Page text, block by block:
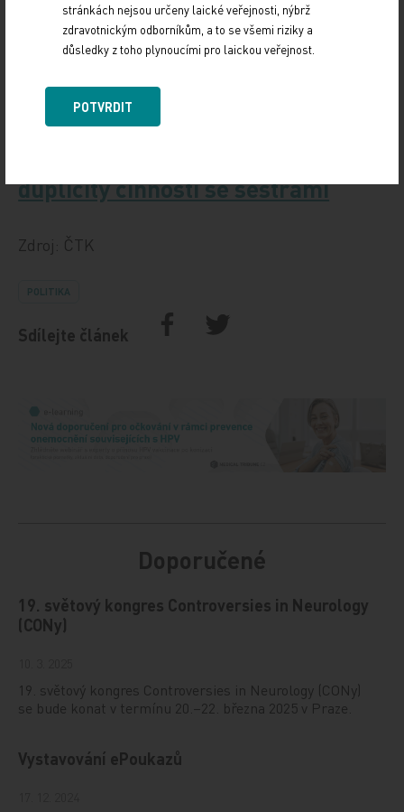
Sester je nedostatek. Práci
zastat porodní asistentky
duplicity činností se sestrami
Zdroj: ČTK
POLITIKA
Sdílejte článek
Doporučené
19. světový kongres Controversies in Neurology
(CONy)
19. světový kongres Controversies in Neurology (CONy)
se bude konat v termínu 20.–22. března 2025 v Praze.
Vystavování ePoukazů
stránkách nejsou určeny laické veřejnosti, nýbrž
zdravotnickým odborníkům, a to se všemi riziky a
důsledky z toho plynoucími pro laickou veřejnost.
POTVRDIT